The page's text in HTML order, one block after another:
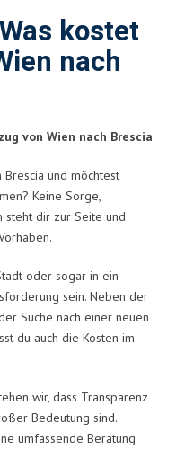
kostet
nach
von Wien nach Brescia
und möchtest
Keine Sorge,
steht dir zur Seite und
oder sogar in ein
sein. Neben der
Suche nach einer neuen
du auch die Kosten im
wir, dass Transparenz
Bedeutung sind.
umfassende Beratung